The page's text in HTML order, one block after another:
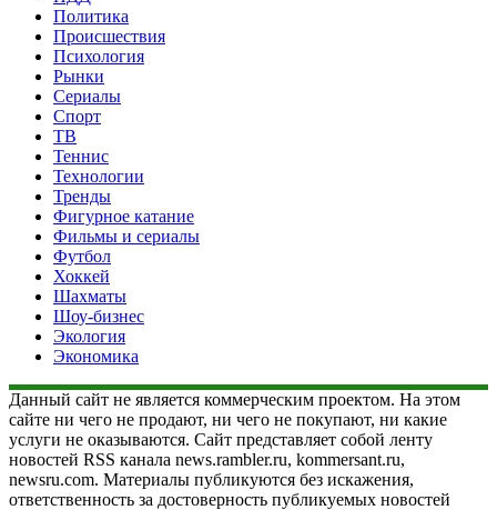
Политика
Происшествия
Психология
Рынки
Сериалы
Спорт
ТВ
Теннис
Технологии
Тренды
Фигурное катание
Фильмы и сериалы
Футбол
Хоккей
Шахматы
Шоу-бизнес
Экология
Экономика
Данный сайт не является коммерческим проектом. На этом
сайте ни чего не продают, ни чего не покупают, ни какие
услуги не оказываются. Сайт представляет собой ленту
новостей RSS канала news.rambler.ru, kommersant.ru,
newsru.com. Материалы публикуются без искажения,
ответственность за достоверность публикуемых новостей